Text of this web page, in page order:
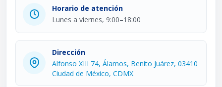
Horario de atención
Lunes a viernes, 9:00–18:00
Dirección
Alfonso XIII 74, Álamos, Benito Juárez, 03410
Ciudad de México, CDMX